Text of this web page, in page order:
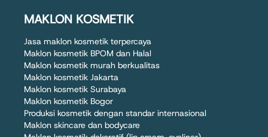
MAKLON KOSMETIK
Jasa maklon kosmetik terpercaya
Maklon kosmetik BPOM dan Halal
Maklon kosmetik murah berkualitas
Maklon kosmetik Jakarta
Maklon kosmetik Surabaya
Maklon kosmetik Bogor
Produksi kosmetik dengan standar internasional
Maklon skincare dan bodycare